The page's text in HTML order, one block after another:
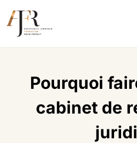
Pourquoi
cabinet de